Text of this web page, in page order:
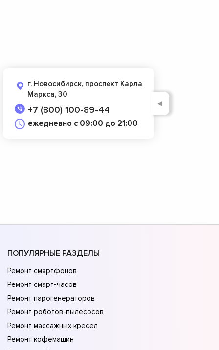
г. Новосибирск, проспект Карла
Маркса, 30
+7 (800) 100-89-44
ежедневно с 09:00 до 21:00
◄
ПОПУЛЯРНЫЕ РАЗДЕЛЫ
Ремонт смартфонов
Ремонт смарт-часов
Ремонт парогенераторов
Ремонт роботов-пылесосов
Ремонт массажных кресел
Ремонт кофемашин